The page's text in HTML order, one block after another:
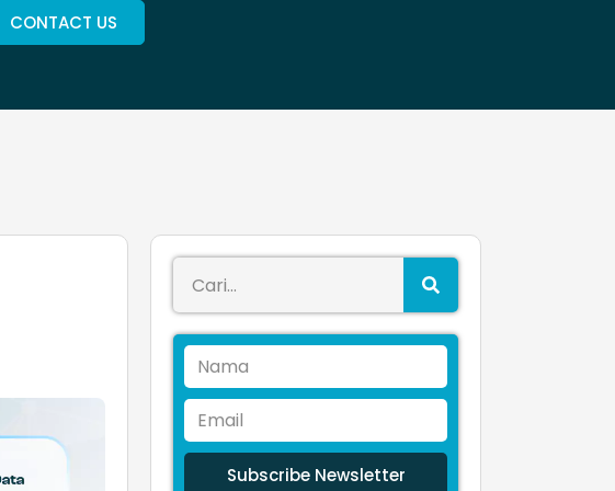
CONTACT US
Subscribe Newsletter